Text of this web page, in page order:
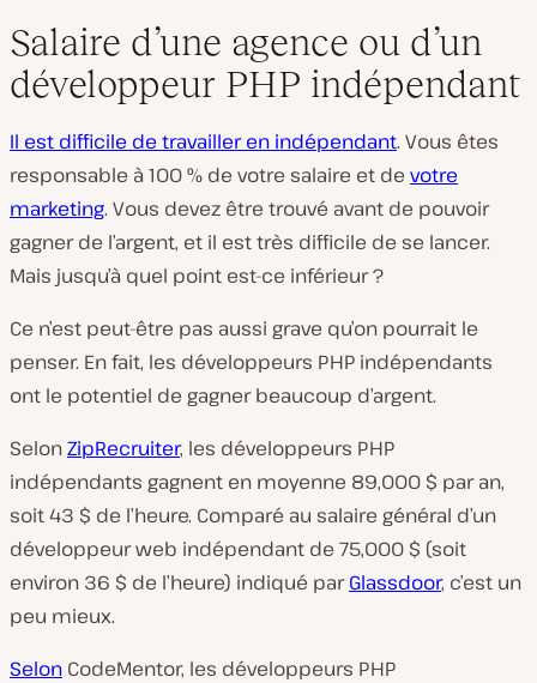
Salaire d’une agence ou d’un
développeur PHP indépendant
Il est difficile de travailler en indépendant. Vous êtes
responsable à 100 % de votre salaire et de votre
marketing. Vous devez être trouvé avant de pouvoir
gagner de l’argent, et il est très difficile de se lancer.
Mais jusqu’à quel point est-ce inférieur ?
Ce n’est peut-être pas aussi grave qu’on pourrait le
penser. En fait, les développeurs PHP indépendants
ont le potentiel de gagner beaucoup d’argent.
SelonZipRecruiter, les développeurs PHP
indépendants gagnent en moyenne 89,000 $ par an,
soit 43 $ de l’heure. Comparé au salaire général d’un
développeur web indépendant de 75,000 $ (soit
environ 36 $ de l’heure) indiqué parGlassdoor, c’est un
peu mieux.
Selon CodeMentor, les développeurs PHP